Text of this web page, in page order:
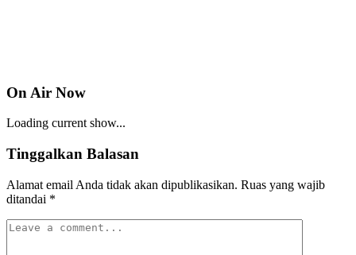
On Air Now
Loading current show...
Tinggalkan Balasan
Alamat email Anda tidak akan dipublikasikan. Ruas yang wajib
ditandai *